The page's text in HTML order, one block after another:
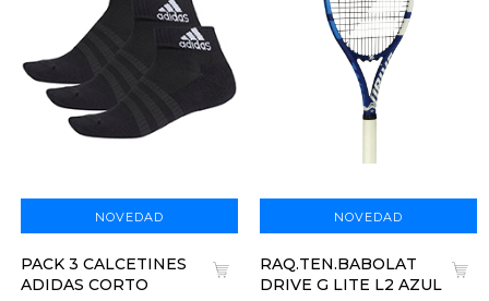
NOVEDAD
PACK 3 CALCETINES
ADIDAS CORTO
NOVEDAD
RAQ.TEN.BABOLAT
DRIVE G LITE L2 AZUL